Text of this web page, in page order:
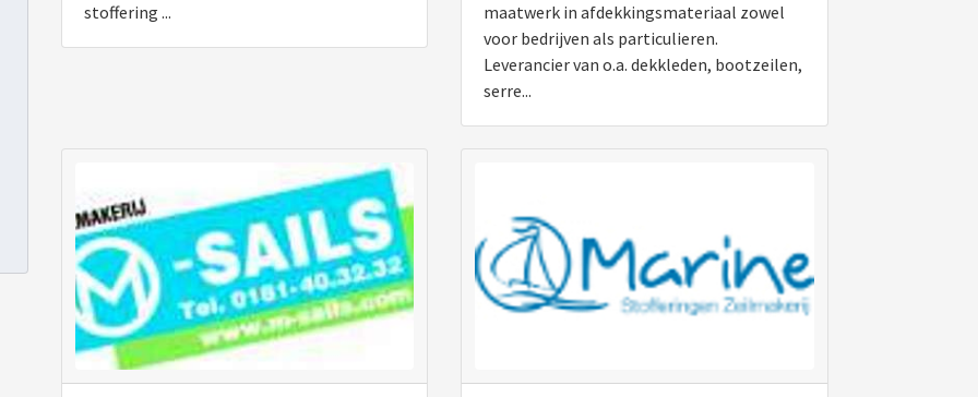
stoffering ...
maatwerk in afdekkingsmateriaal zowel
voor bedrijven als particulieren.
Leverancier van o.a. dekkleden, bootzeilen,
serre...